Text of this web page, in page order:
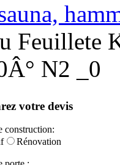
Feuillete
N2 _0
votre devis
construction:
Rénovation